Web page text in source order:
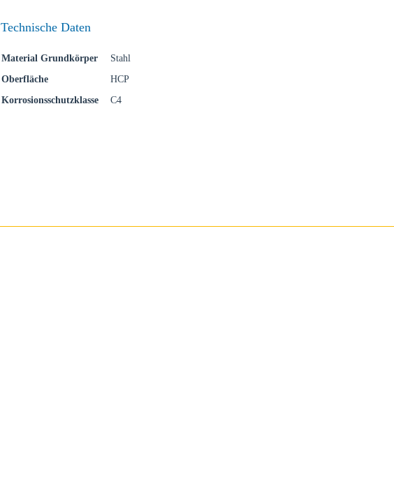
Technische Daten
Material Grundkörper
Stahl
Oberfläche
HCP
Korrosionsschutzklasse
C4
Gehen Sie auf Ihre lokale Sikla-Seite und entdecken Sie Angebote für Ihr Land
Verkaufsregion: